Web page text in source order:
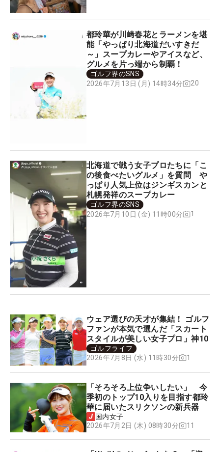
都玲華が川﨑春花とラーメンを堪
能「やっぱり北海道だいすきだ
～」スープカレーやアイスなど、
グルメを片っ端から制覇！
ゴルフ界のSNS
2026年7月13日 (月) 14時34分
20
北海道で戦う女子プロたちに「こ
の後食べたいグルメ」を質問 や
っぱり人気上位はジンギスカンと
札幌発祥のスープカレー
ゴルフ界のSNS
2026年7月10日 (金) 11時00分
1
ウェア選びの天才が集結！ ゴルフ
ファンが本気で選んだ「スカート
スタイルが美しい女子プロ」神10
ゴルフライフ
2026年7月8日 (水) 11時30分
1
「そろそろ上位争いしたい」 今
季初のトップ10入りを目指す都玲
華に届いたスリクソンの新兵器
国内女子
2026年7月2日 (木) 08時30分
11